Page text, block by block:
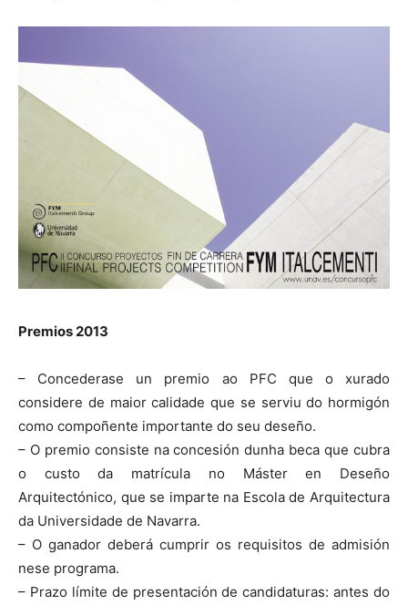
Premios 2013
– Concederase un premio ao PFC que o xurado
considere de maior calidade que se serviu do hormigón
como compoñente importante do seu deseño.
– O premio consiste na concesión dunha beca que cubra
o custo da matrícula no Máster en Deseño
Arquitectónico, que se imparte na Escola de Arquitectura
da Universidade de Navarra.
– O ganador deberá cumprir os requisitos de admisión
nese programa.
– Prazo límite de presentación de candidaturas: antes do